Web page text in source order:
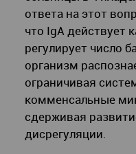
ответа на этот
что IgA действует
регулирует число
организм
ограничивая
комменсальные
сдерживая
дисрегуляции.